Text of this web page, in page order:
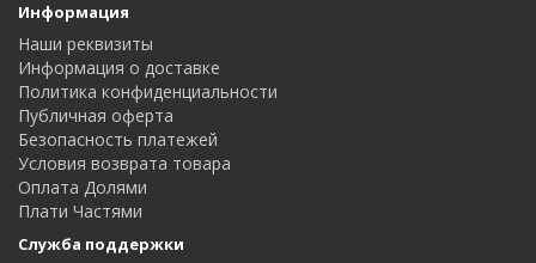
Информация
Наши реквизиты
Информация о доставке
Политика конфиденциальности
Публичная оферта
Безопасность платежей
Условия возврата товара
Оплата Долями
Плати Частями
Служба поддержки